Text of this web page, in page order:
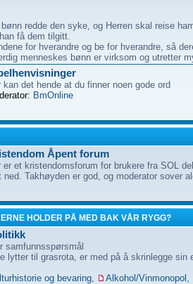
redde den syke, og Herren skal reise
få dem tilgitt.
for hverandre og be for hverandre, så
menneskes bønn er virksom og utretter
kan det hende at du finner noen gode ord
BmOnline
Åpent forum
er et kristendomsforum for brukere fra SOL
ned. Takhøyden er god, og moderator sover
HOLDER PÅ MED BAK VÅR RYGG?
samfunnsspørsmål
lytter til grasrota, er med på å skrinlegge sin
og bevaring, Alkohol/Vinmonopol ,